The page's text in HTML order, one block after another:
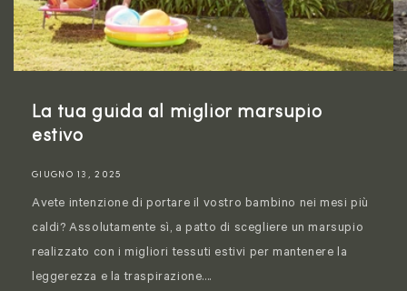
La tua guida al miglior marsupio
estivo
GIUGNO 13, 2025
Avete intenzione di portare il vostro bambino nei mesi più
caldi? Assolutamente sì, a patto di scegliere un marsupio
realizzato con i migliori tessuti estivi per mantenere la
leggerezza e la traspirazione....